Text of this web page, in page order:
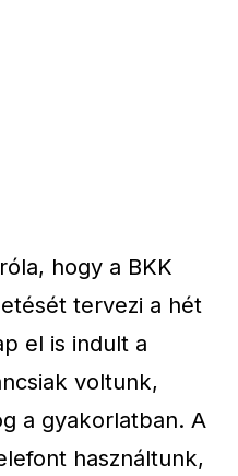
hogy a BKK
tervezi a hét
el is indult a
voltunk,
a gyakorlatban. A
használtunk,